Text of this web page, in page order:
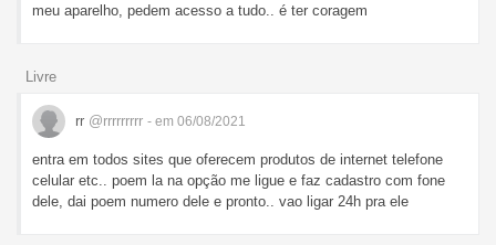
meu aparelho, pedem acesso a tudo.. é ter coragem
Livre
rr @rrrrrrrrr - em 06/08/2021
entra em todos sites que oferecem produtos de internet telefone
celular etc.. poem la na opção me ligue e faz cadastro com fone
dele, dai poem numero dele e pronto.. vao ligar 24h pra ele